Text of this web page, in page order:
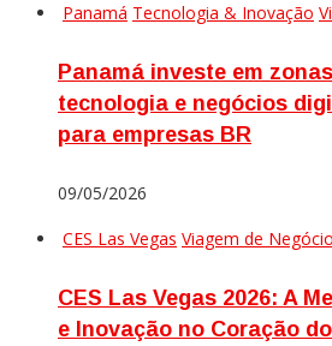
Panamá Tecnologia & Inovação
Panamá investe em
tecnologia e negócios
para empresas BR
09/05/2026
CES Las Vegas Viagem de
CES Las Vegas 2026: A
e Inovação no Coração